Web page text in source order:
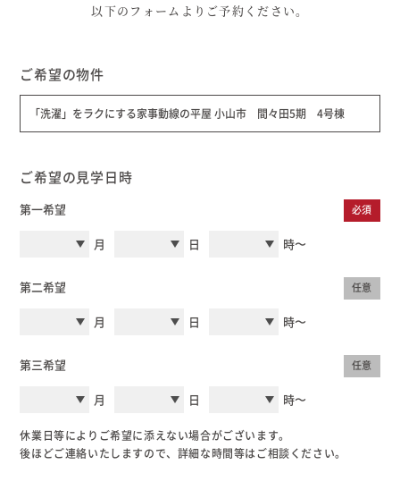
家づくりについて
むぎくらについて
オーナー様Q&A
お電話での
0120-37-
1806
以下のフォームよりご予約ください。
ご希望の物件
「洗濯」をラクにする家事動線の平屋 小山市 間々田5期 4号棟
ご希望の見学日時
第一希望 必須
月 日 時〜
第二希望 任意
月 日 時〜
第三希望 任意
月 日 時〜
休業日等によりご希望に添えない場合がございます。
後ほどご連絡いたしますので、詳細な時間等はご相談ください。